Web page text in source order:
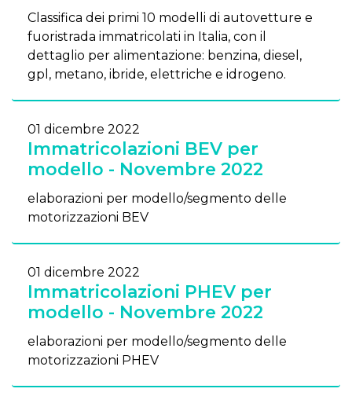
Classifica dei primi 10 modelli di autovetture e
fuoristrada immatricolati in Italia, con il
dettaglio per alimentazione: benzina, diesel,
gpl, metano, ibride, elettriche e idrogeno.
01 dicembre 2022
Immatricolazioni BEV per
modello - Novembre 2022
elaborazioni per modello/segmento delle
motorizzazioni BEV
01 dicembre 2022
Immatricolazioni PHEV per
modello - Novembre 2022
elaborazioni per modello/segmento delle
motorizzazioni PHEV